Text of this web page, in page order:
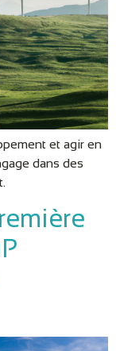
et agir en
dans des